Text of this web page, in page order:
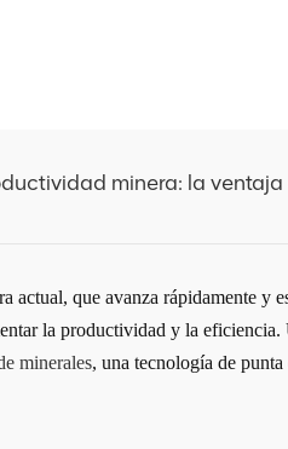
minera: la
actual, que avanza rápidamente y
la productividad y la
minerales, una tecnología de